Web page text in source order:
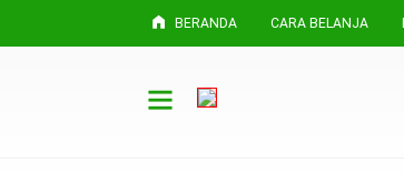
BERANDA CARA BELANJA